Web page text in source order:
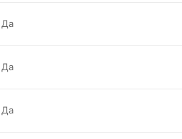
Да
Да
Да